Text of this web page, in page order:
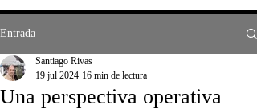
Entrada
Una perspectiva operativa
Santiago Rivas
19 jul 2024 16 min de lectura